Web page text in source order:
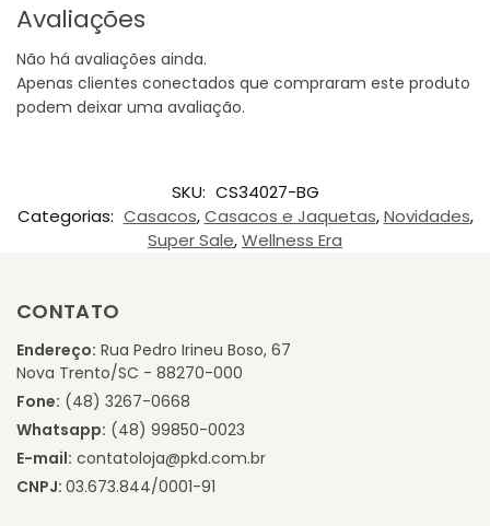
Avaliações
Não há avaliações ainda.
Apenas clientes conectados que compraram este produto
podem deixar uma avaliação.
SKU: CS34027-BG
Categorias: Casacos,Casacos e Jaquetas,Novidades,
Super Sale,Wellness Era
CONTATO
Endereço: Rua Pedro Irineu Boso, 67
Nova Trento/SC - 88270-000
Fone: (48) 3267-0668
Whatsapp: (48) 99850-0023
E-mail: contatoloja@pkd.com.br
CNPJ: 03.673.844/0001-91